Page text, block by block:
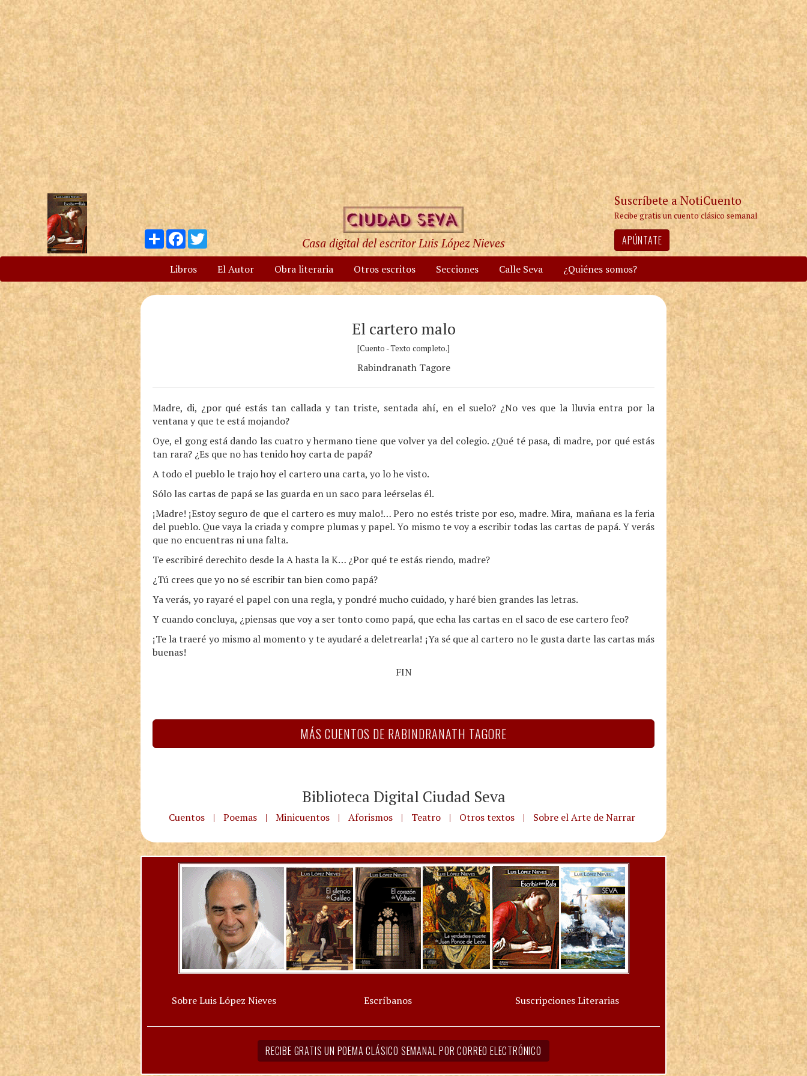
Compartir
Facebook
Twitter
Casa digital del escritor Luis López Nieves
Suscríbete a NotiCuento
Recibe gratis un cuento clásico semanal
APÚNTATE
Libros El Autor Obra literaria Otros escritos Secciones Calle Seva ¿Quiénes somos?
El cartero malo
[Cuento - Texto completo.]
Rabindranath Tagore
Madre, di, ¿por qué estás tan callada y tan triste, sentada ahí, en el suelo? ¿No ves que la lluvia entra por la
ventana y que te está mojando?
Oye, el gong está dando las cuatro y hermano tiene que volver ya del colegio. ¿Qué té pasa, di madre, por qué estás
tan rara? ¿Es que no has tenido hoy carta de papá?
A todo el pueblo le trajo hoy el cartero una carta, yo lo he visto.
Sólo las cartas de papá se las guarda en un saco para leérselas él.
¡Madre! ¡Estoy seguro de que el cartero es muy malo!… Pero no estés triste por eso, madre. Mira, mañana es la feria
del pueblo. Que vaya la criada y compre plumas y papel. Yo mismo te voy a escribir todas las cartas de papá. Y verás
que no encuentras ni una falta.
Te escribiré derechito desde la A hasta la K… ¿Por qué te estás riendo, madre?
¿Tú crees que yo no sé escribir tan bien como papá?
Ya verás, yo rayaré el papel con una regla, y pondré mucho cuidado, y haré bien grandes las letras.
Y cuando concluya, ¿piensas que voy a ser tonto como papá, que echa las cartas en el saco de ese cartero feo?
¡Te la traeré yo mismo al momento y te ayudaré a deletrearla! ¡Ya sé que al cartero no le gusta darte las cartas más
buenas!
FIN
MÁS CUENTOS DE RABINDRANATH TAGORE
Biblioteca Digital Ciudad Seva
Cuentos | Poemas | Minicuentos | Aforismos | Teatro | Otros textos | Sobre el Arte de Narrar
Sobre Luis López Nieves Escríbanos Suscripciones Literarias
RECIBE GRATIS UN POEMA CLÁSICO SEMANAL POR CORREO ELECTRÓNICO